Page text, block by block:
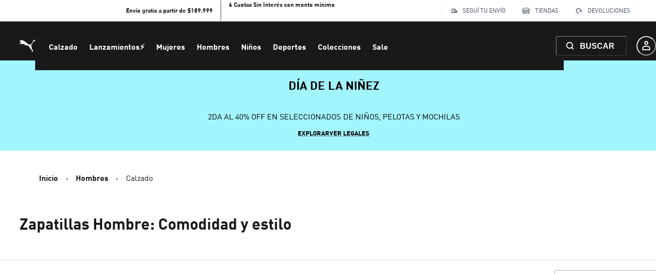
Envío gratis a partir de $189.999
6 Cuotas Sin Interés con monto mínimo
SEGUÍ TU ENVÍO
TIENDAS DEVOLUCIONES
Calzado Lanzamientos⚡ Mujeres Hombres Niños Deportes Colecciones Sale BUSCAR
DÍA DE LA NIÑEZ
2DA AL 40% OFF EN SELECCIONADOS DE NIÑOS, PELOTAS Y MOCHILAS
EXPLORARVER LEGALES
Inicio Hombres Calzado
Zapatillas Hombre: Comodidad y estilo